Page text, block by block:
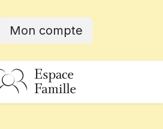
Mon compte